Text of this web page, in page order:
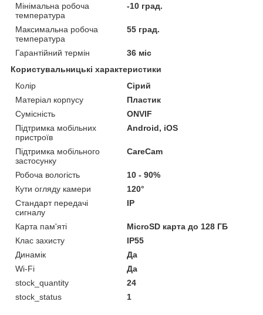
Мінімальна робоча
температура
-10 град.
Максимальна робоча
температура
55 град.
Гарантійний термін
36 міс
Користувальницькі характеристики
Колір
Сірий
Матеріал корпусу
Пластик
Сумісність
ONVIF
Підтримка мобільних
пристроїв
Android, iOS
Підтримка мобільного
застосунку
CareCam
Робоча вологість
10 - 90%
Кути огляду камери
120°
Стандарт передачі
сигналу
IP
Карта пам'яті
MicroSD карта до 128 ГБ
Клас захисту
IP55
Динамік
Да
Wi-Fi
Да
stock_quantity
24
stock_status
1